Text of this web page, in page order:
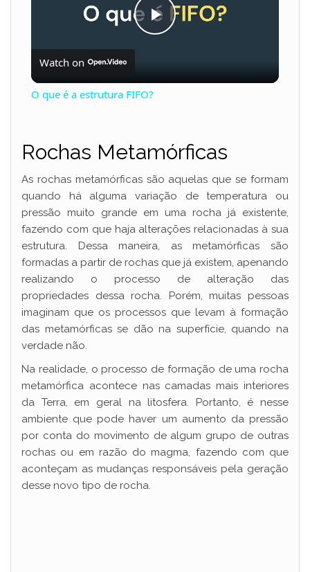
P
l
y
V
i
d
e
o
Watch on
O que é a estrutura FIFO?
Rochas Metamórficas
As rochas metamórficas são aquelas que se formam
quando há alguma variação de temperatura ou
pressão muito grande em uma rocha já existente,
fazendo com que haja alterações relacionadas à sua
estrutura. Dessa maneira, as metamórficas são
formadas a partir de rochas que já existem, apenando
realizando o processo de alteração das
propriedades dessa rocha. Porém, muitas pessoas
imaginam que os processos que levam à formação
das metamórficas se dão na superfície, quando na
verdade não.
Na realidade, o processo de formação de uma rocha
metamórfica acontece nas camadas mais interiores
da Terra, em geral na litosfera. Portanto, é nesse
ambiente que pode haver um aumento da pressão
por conta do movimento de algum grupo de outras
rochas ou em razão do magma, fazendo com que
aconteçam as mudanças responsáveis pela geração
desse novo tipo de rocha.